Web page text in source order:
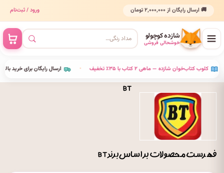
🚚 ارسال رایگان از ۲٬۰۰۰٬۰۰۰ تومان ورود / ثبت‌نام
شازده کوچولو
خوشحالی فروشی
ارسال رایگان برای خرید بالای • کلوب کتاب‌خوان شازده — ماهی ۲ کتاب با ۳۵٪ تخفیف •
BT
فهرست محصولات بر اساس برند BT